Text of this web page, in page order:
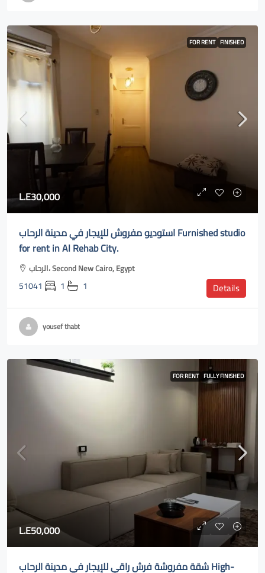
FOR RENT FINISHED
L.E30,000
استوديو مفروش للإيجار في مدينة الرحاب Furnished studio
for rent in Al Rehab City.
الرحاب، Second New Cairo, Egypt
51041 1 1 Details
yousef thabt
FOR RENT FULLY FINISHED
L.E50,000
شقة مفروشة فرش راقي للإيجار في مدينة الرحاب High-